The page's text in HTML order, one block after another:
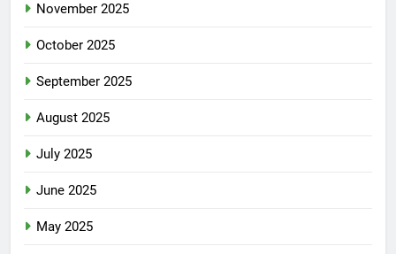
November 2025
October 2025
September 2025
August 2025
July 2025
June 2025
May 2025